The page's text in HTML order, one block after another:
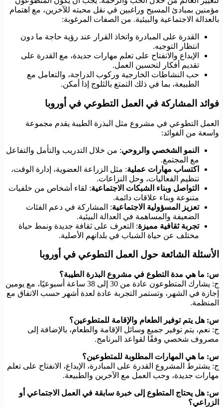
مؤمنين بمبادئ المسيح وراغبين في نقل محبته للآخرين، مع اهتمام
بالعدالة الاجتماعية والبيئية. من الصفات المرغوبة:
القدرة على المبادرة واتخاذ القرار عند رؤية حاجة ما دون
انتظار التوجيه.
الإبداع والانفتاح على تعلم مهارات جديدة، مع القدرة على
تقديم أفكار لتحسين العمل.
حب النشاطات الخارجية وركوب الدراجة، والتعامل مع
الطبيعة، بما في ذلك التمتع بالثلوج إذا أمكن.
فوائد المشاركة في العمل التطوعي في أوروبا
العمل التطوعي في مشروع مثل البذرة الطيبة يقدم مجموعة
واسعة من الفوائد:
النمو الشخصي والروحي: من خلال التدريب والتأمل والتفاعل
مع المجتمع.
اكتساب مهارات عملية: مثل الزراعة العضوية، إدارة الوقت،
تنظيم الفعاليات، وحل النزاعات.
التواصل وبناء الشبكات الاجتماعية: لقاء أشخاص من خلفيات
متنوعة وبناء علاقات دائمة.
تعزيز المسؤولية الاجتماعية: المشاركة في دعم الفئات
الضعيفة والمساهمة في العدالة البيئية.
تجربة ثقافية مميزة: التعرف على ثقافة جديدة ونمط حياة
مختلف عن حياة الشباب في بلدانهم الأصلية.
الأسئلة الشائعة حول العمل التطوعي في أوروبا
س: ما هي مدة التطوع في مشروع البذرة الطيبة؟
ج: يشارك المتطوعون عادة من 30 إلى 38 ساعة أسبوعيًا، مع يومين
إجازة في الشهر، وتستمر التجربة عادة لعدة أشهر حسب الاتفاق مع
المنظمة.
س: هل يتم توفير الطعام والإقامة للمتطوعين؟
ج: نعم، يتم توفير جميع وسائل الإقامة والطعام، بالإضافة إلى
مصروف شخصي وفقًا لقواعد البرنامج.
س: ما هي المهارات المطلوبة للمتطوعين؟
ج: يشترط المشروع القدرة على المبادرة، الإبداع، الانفتاح على تعلم
مهارات جديدة، وحب العمل مع الآخرين والطبيعة.
س: هل يحتاج المتطوع إلى خبرة سابقة في العمل الاجتماعي أو
الزراعي؟